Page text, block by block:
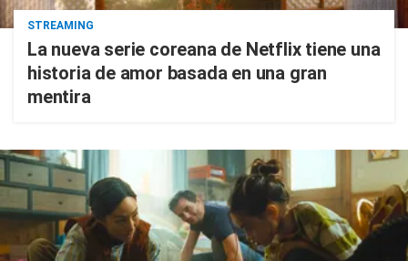
STREAMING
La nueva serie coreana de Netflix tiene una
historia de amor basada en una gran
mentira